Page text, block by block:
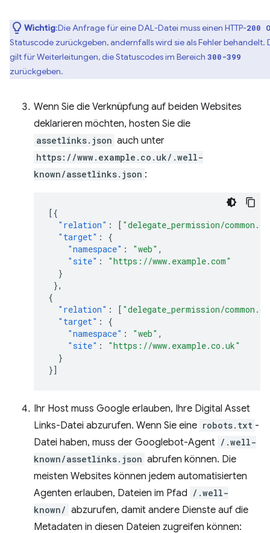
Wichtig:Die Anfrage für eine DAL-Datei muss einen HTTP-200
Statuscode zurückgeben, andernfalls wird sie als Fehler behandelt.
gilt für Weiterleitungen, die Statuscodes im Bereich 300-399
zurückgeben.
Wenn Sie die Verknüpfung auf beiden Websites
deklarieren möchten, hosten Sie die
assetlinks.json auch unter
https://www.example.co.uk/.well-
known/assetlinks.json :
[{
"relation" : [ "delegate_permission/
"target" :
{
"namespace" : "web" ,
"site" :
"https://www.example.com"
}
},
{
"relation" : [ "delegate_permission/
"target" :
{
"namespace" : "web" ,
"site" :
"https://www.example.co.uk"
}
}]
Ihr Host muss Google erlauben, Ihre Digital Asset
Links-Datei abzurufen. Wenn Sie eine robots.txt -
Datei haben, muss der Googlebot-Agent /.well-
known/assetlinks.json abrufen können. Die
meisten Websites können jedem automatisierten
Agenten erlauben, Dateien im Pfad /.well-
known/ abzurufen, damit andere Dienste auf die
Metadaten in diesen Dateien zugreifen können: